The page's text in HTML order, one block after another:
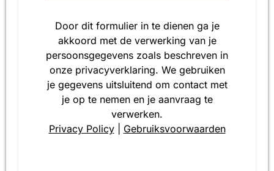
Door dit formulier in te dienen ga je
akkoord met de verwerking van je
persoonsgegevens zoals beschreven in
onze privacyverklaring. We gebruiken
je gegevens uitsluitend om contact met
je op te nemen en je aanvraag te
verwerken.
Privacy Policy| Gebruiksvoorwaarden